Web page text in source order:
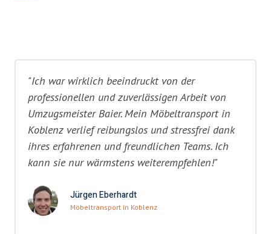
"Ich war wirklich beeindruckt von der
professionellen und zuverlässigen Arbeit von
Umzugsmeister Baier. Mein Möbeltransport in
Koblenz verlief reibungslos und stressfrei dank
ihres erfahrenen und freundlichen Teams. Ich
kann sie nur wärmstens weiterempfehlen!"
Jürgen Eberhardt
Möbeltransport in Koblenz